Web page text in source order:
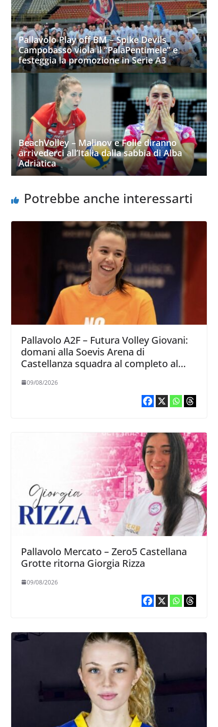
Pallavolo Play off BM – Spike Devils
Campobasso viola il “PalaPentimele” e
festeggia la promozione in Serie A3
BeachVolley – Malinov e Folie diranno
arrivederci all’Italia dalla sabbia di Alba
Adriatica
Potrebbe anche interessarti
Pallavolo A2F – Futura Volley Giovani:
domani alla Soevis Arena di
Castellanza squadra al completo al
09/08/2026
Pallavolo Mercato – Zero5 Castellana
Grotte ritorna Giorgia Rizza
09/08/2026